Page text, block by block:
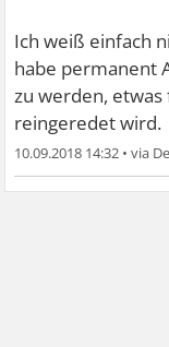
Ich weiß einfach
habe permanent
zu werden, etwas
reingeredet wird.
10.09.2018 14:32 •